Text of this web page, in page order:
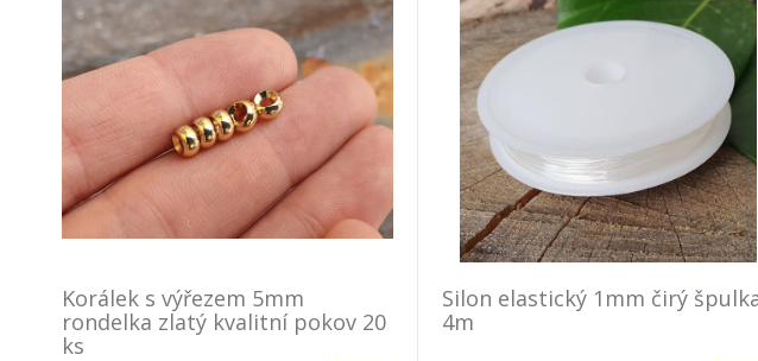
Korálek s výřezem 5mm
rondelka zlatý kvalitní pokov 20
ks
Silon elastický 1mm čirý
4m